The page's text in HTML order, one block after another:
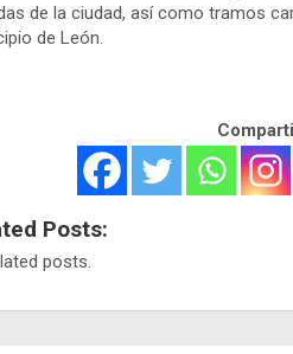
de la ciudad, así como tramos
de León.
Posts:
posts.